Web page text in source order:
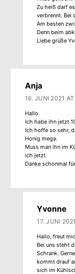
Zu heiß darf
verbrennt. Bei
Am besten
Denn beim
Liebe grüße
Anja
16. JUNI 2021
Hallo
Ich habe ihn jetzt
Ich hoffe so sehr,
Honig mega.
Muss man ihn im
ich jetzt
Danke schonmal
Yvonne
17. JUNI
Hallo, freut
Bei uns steht
Schrank.
kommt drauf
sich im